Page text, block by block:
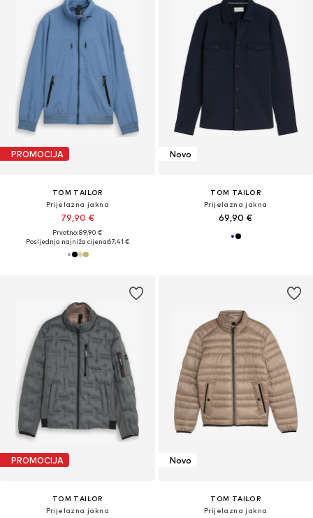
PROMOCIJA
TOM TAILOR
Prijelazna jakna
79,90 €
Prvotno: 89,90 €
Posljednja najniža cijena:67,41 €
Novo
TOM TAILOR
Prijelazna jakna
69,90 €
PROMOCIJA
TOM TAILOR
Prijelazna jakna
Novo
TOM TAILOR
Prijelazna jakna